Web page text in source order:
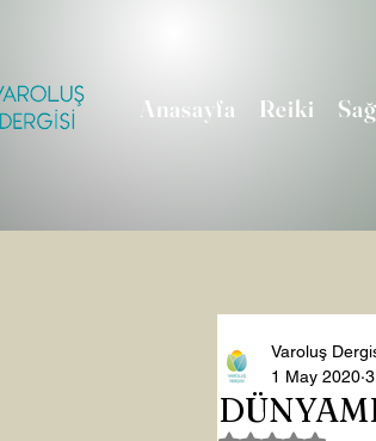
Anasayfa Reiki
Varoluş
1 May 2020